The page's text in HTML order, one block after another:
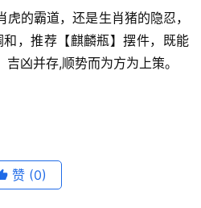
的霸道，还是生肖猪的隐忍，
，推荐【麒麟瓶】摆件，既能
凶并存,顺势而为方为上策。
赞 (0)